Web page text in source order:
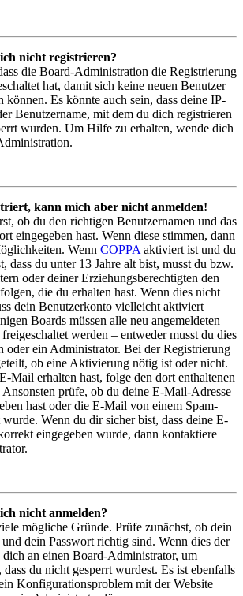
nicht registrieren?
die Board-Administration die Registrierung
hat, damit sich keine neuen Benutzer
können. Es könnte auch sein, dass deine IP-
Benutzername, mit dem du dich registrieren
wurden. Um Hilfe zu erhalten, wende dich
kann mich aber nicht anmelden!
ob du den richtigen Benutzernamen und das
eingegeben hast. Wenn diese stimmen, dann
Wenn COPPA aktiviert ist und du
dass du unter 13 Jahre alt bist, musst du bzw.
oder deiner Erziehungsberechtigten den
die du erhalten hast. Wenn dies nicht
dein Benutzerkonto vielleicht aktiviert
Boards müssen alle neu angemeldeten
werden – entweder musst du dies
oder ein Administrator. Bei der Registrierung
ob eine Aktivierung nötig ist oder nicht.
Mail erhalten hast, folge den dort enthaltenen
prüfe, ob du deine E-Mail-Adresse
hast oder die E-Mail von einem Spam-
Wenn du dir sicher bist, dass deine E-
eingegeben wurde, dann kontaktiere
nicht anmelden?
mögliche Gründe. Prüfe zunächst, ob dein
dein Passwort richtig sind. Wenn dies der
an einen Board-Administrator, um
dass du nicht gesperrt wurdest. Es ist ebenfalls
Konfigurationsproblem mit der Website